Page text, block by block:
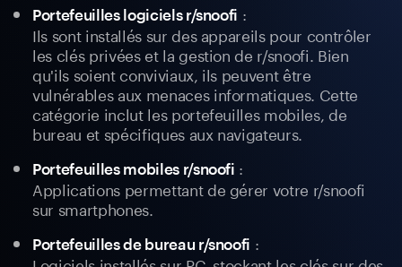
Portefeuilles logiciels r/snoofi :
Ils sont installés sur des appareils pour contrôler
les clés privées et la gestion de r/snoofi. Bien
qu'ils soient conviviaux, ils peuvent être
vulnérables aux menaces informatiques. Cette
catégorie inclut les portefeuilles mobiles, de
bureau et spécifiques aux navigateurs.
Portefeuilles mobiles r/snoofi :
Applications permettant de gérer votre r/snoofi
sur smartphones.
Portefeuilles de bureau r/snoofi :